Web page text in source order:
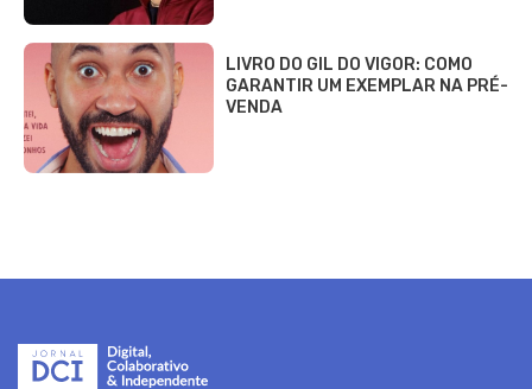
LIVRO DO GIL DO VIGOR: COMO
GARANTIR UM EXEMPLAR NA PRÉ-
VENDA